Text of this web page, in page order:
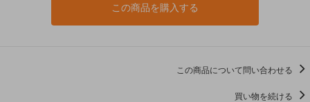
この商品を購入する
この商品について問い合わせる
買い物を続ける